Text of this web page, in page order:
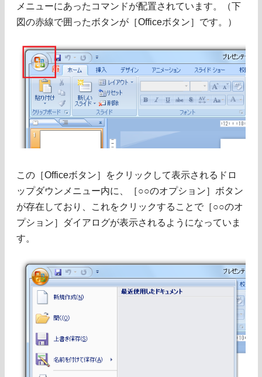
メニューにあったコマンドが配置されています。（下
図の赤線で囲ったボタンが［Officeボタン］です。）
この［Officeボタン］をクリックして表示されるドロ
ップダウンメニュー内に、［○○のオプション］ボタン
が存在しており、これをクリックすることで［○○のオ
プション］ダイアログが表示されるようになっていま
す。